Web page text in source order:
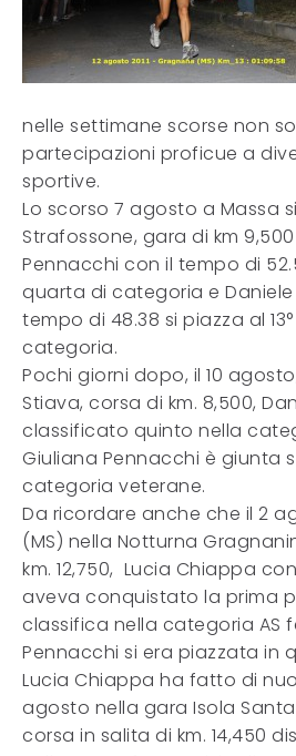
nelle settimane scorse non
partecipazioni proficue a
sportive.
Lo scorso 7 agosto a Massa
Strafossone, gara di km
Pennacchi con il tempo di
quarta di categoria e Daniele
tempo di 48.38 si piazza al
categoria.
Pochi giorni dopo, il 10
Stiava, corsa di km. 8,500,
classificato quinto nella
Giuliana Pennacchi è giunta
categoria veterane.
Da ricordare anche che il 2
(MS) nella Notturna
km. 12,750, Lucia Chiappa
aveva conquistato la prima
classifica nella categoria AS
Pennacchi si era piazzata in
Lucia Chiappa ha fatto di
agosto nella gara Isola
corsa in salita di km. 14,450